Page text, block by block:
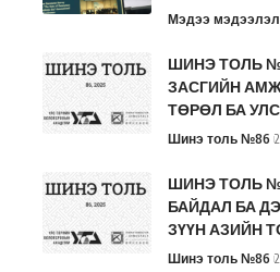
Мэдээ мэдээлэл
ШИНЭ ТОЛЬ
ЗАСГИЙН
ТӨРӨЛ БА
Шинэ толь №86
ШИНЭ ТОЛЬ
БАЙДАЛ БА
ЗҮҮН АЗИЙН
Шинэ толь №86